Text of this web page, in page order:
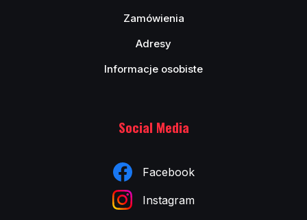
Zamówienia
Adresy
Informacje osobiste
Social Media
Facebook
Instagram